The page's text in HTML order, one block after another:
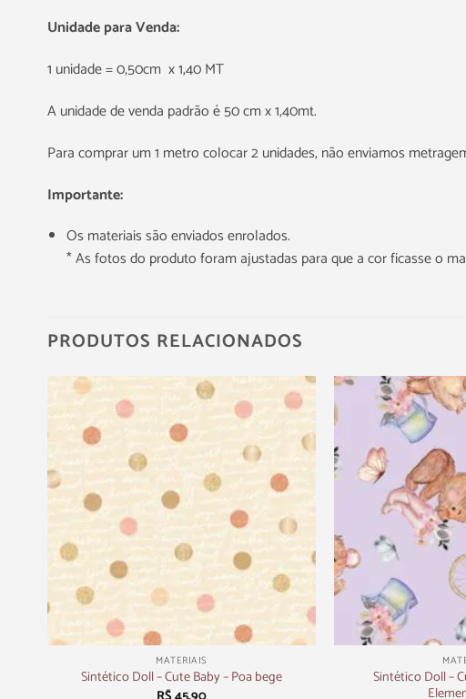
Unidade para Venda:
1 unidade = 0,50cm x 1,40 MT
A unidade de venda padrão é 50 cm x 1,40mt.
Para comprar um 1 metro colocar 2 unidades, não enviamos
Importante:
Os materiais são enviados enrolados.
* As fotos do produto foram ajustadas para que a cor ficasse o
PRODUTOS RELACIONADOS
MATERIAIS
Sintético Doll – Cute Baby – Poa bege
+
Sintético Doll –